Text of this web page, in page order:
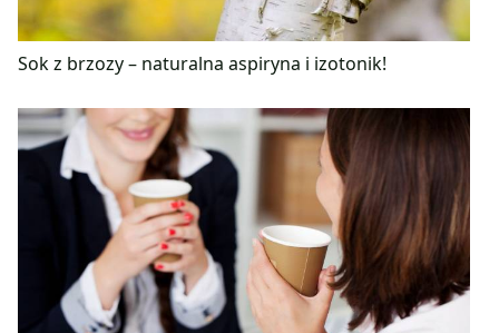
Sok z brzozy – naturalna aspiryna i izotonik!